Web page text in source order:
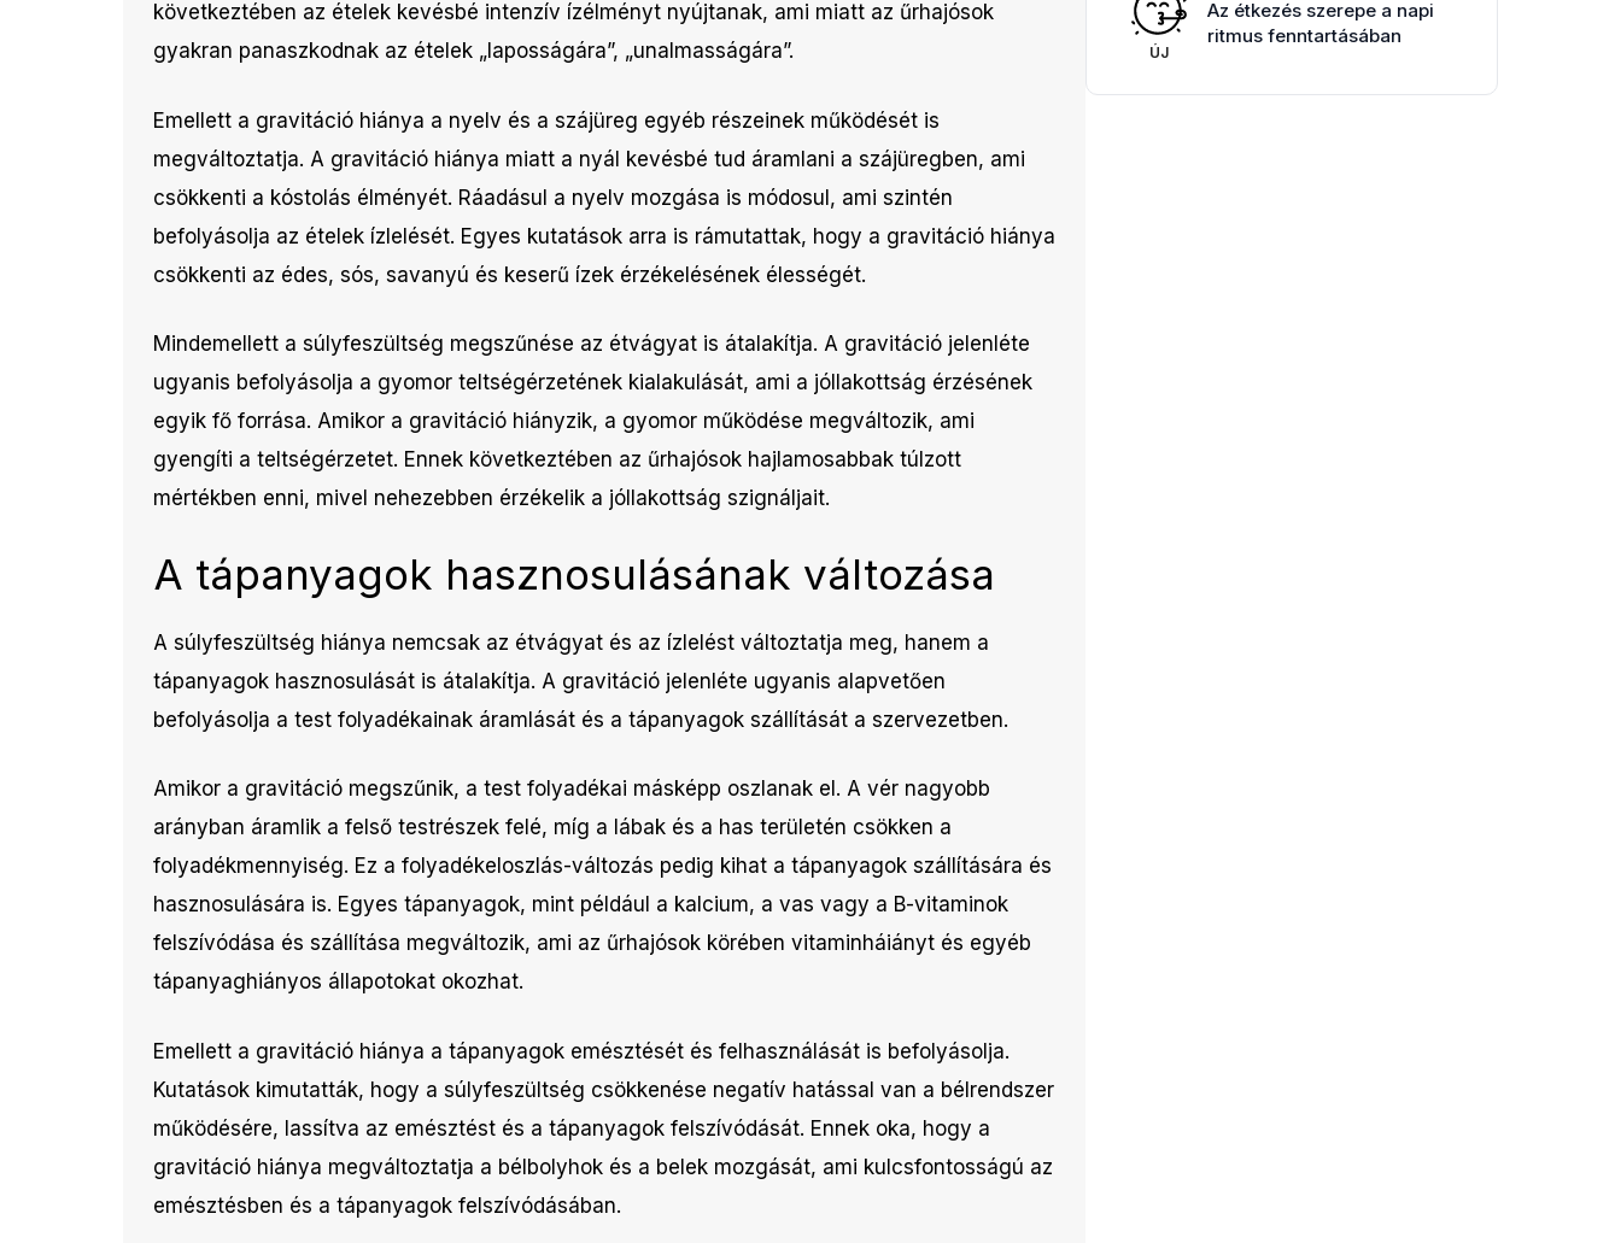
következtében az ételek kevésbé intenzív ízélményt nyújtanak, ami miatt az űrhajósok
gyakran panaszkodnak az ételek „laposságára”, „unalmasságára”.
Emellett a gravitáció hiánya a nyelv és a szájüreg egyéb részeinek működését is
megváltoztatja. A gravitáció hiánya miatt a nyál kevésbé tud áramlani a szájüregben, ami
csökkenti a kóstolás élményét. Ráadásul a nyelv mozgása is módosul, ami szintén
befolyásolja az ételek ízlelését. Egyes kutatások arra is rámutattak, hogy a gravitáció hiánya
csökkenti az édes, sós, savanyú és keserű ízek érzékelésének élességét.
Mindemellett a súlyfeszültség megszűnése az étvágyat is átalakítja. A gravitáció jelenléte
ugyanis befolyásolja a gyomor teltségérzetének kialakulását, ami a jóllakottság érzésének
egyik fő forrása. Amikor a gravitáció hiányzik, a gyomor működése megváltozik, ami
gyengíti a teltségérzetet. Ennek következtében az űrhajósok hajlamosabbak túlzott
mértékben enni, mivel nehezebben érzékelik a jóllakottság szignáljait.
A tápanyagok hasznosulásának változása
A súlyfeszültség hiánya nemcsak az étvágyat és az ízlelést változtatja meg, hanem a
tápanyagok hasznosulását is átalakítja. A gravitáció jelenléte ugyanis alapvetően
befolyásolja a test folyadékainak áramlását és a tápanyagok szállítását a szervezetben.
Amikor a gravitáció megszűnik, a test folyadékai másképp oszlanak el. A vér nagyobb
arányban áramlik a felső testrészek felé, míg a lábak és a has területén csökken a
folyadékmennyiség. Ez a folyadékeloszlás-változás pedig kihat a tápanyagok szállítására és
hasznosulására is. Egyes tápanyagok, mint például a kalcium, a vas vagy a B-vitaminok
felszívódása és szállítása megváltozik, ami az űrhajósok körében vitaminháiányt és egyéb
tápanyaghiányos állapotokat okozhat.
Emellett a gravitáció hiánya a tápanyagok emésztését és felhasználását is befolyásolja.
Kutatások kimutatták, hogy a súlyfeszültség csökkenése negatív hatással van a bélrendszer
működésére, lassítva az emésztést és a tápanyagok felszívódását. Ennek oka, hogy a
gravitáció hiánya megváltoztatja a bélbolyhok és a belek mozgását, ami kulcsfontosságú az
emésztésben és a tápanyagok felszívódásában.
ÚJ
Az étkezés szerepe a napi
ritmus fenntartásában